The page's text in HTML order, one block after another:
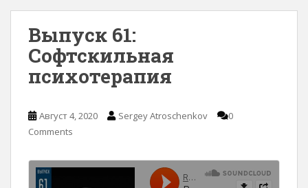
Выпуск 61:
Софтскильная
психотерапия
Август 4, 2020 Sergey Atroschenkov
0
Comments